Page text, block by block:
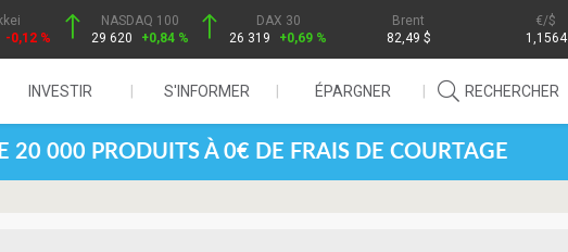
-0,12 %
NASDAQ 100
29 620
+0,84 %
DAX 30
26 319
+0,69 %
Brent
82,49 $
/$
1,1564
INVESTIR S'INFORMER ÉPARGNER RECHERCHER
20 000 PRODUITS À 0€ DE FRAIS DE COURTAGE